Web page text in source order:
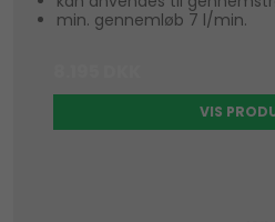
min. gennemløb 7 l/min.
VIS